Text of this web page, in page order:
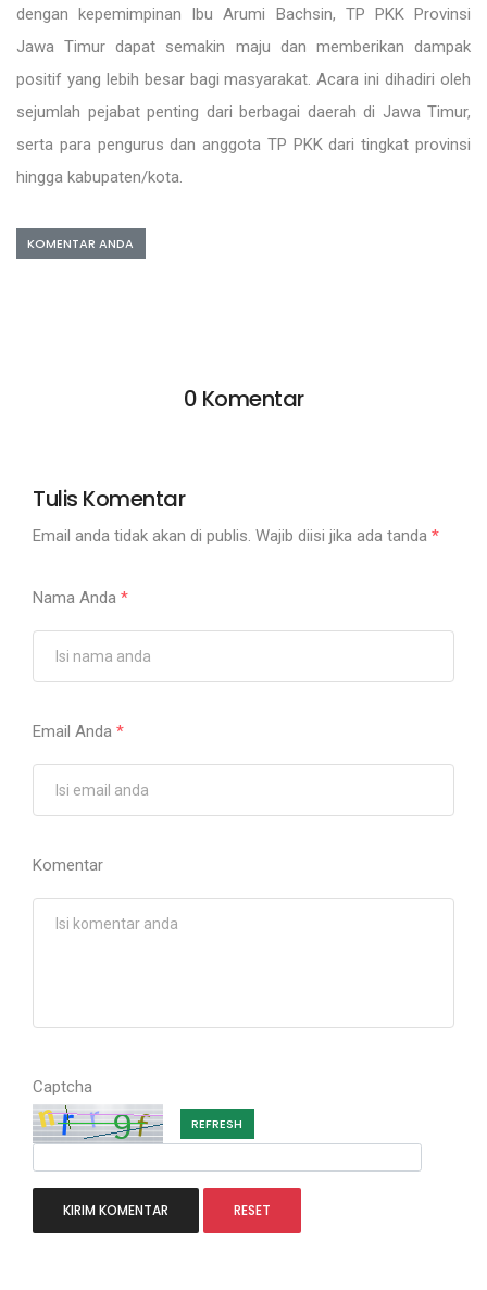
dengan kepemimpinan Ibu Arumi Bachsin, TP PKK Provinsi
Jawa Timur dapat semakin maju dan memberikan dampak
positif yang lebih besar bagi masyarakat. Acara ini dihadiri oleh
sejumlah pejabat penting dari berbagai daerah di Jawa Timur,
serta para pengurus dan anggota TP PKK dari tingkat provinsi
hingga kabupaten/kota.
KOMENTAR ANDA
0 Komentar
Tulis Komentar
Email anda tidak akan di publis. Wajib diisi jika ada tanda *
Nama Anda *
Email Anda *
Komentar
Captcha
REFRESH